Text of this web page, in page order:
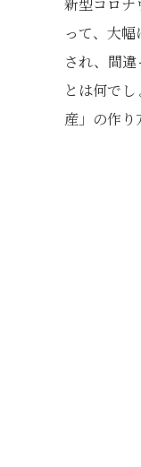
って、大
され、間
とは何で
産」の作り